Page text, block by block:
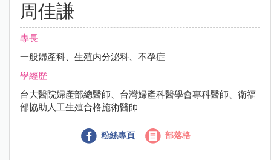
周佳謙
專長
一般婦產科、生殖内分泌科、不孕症
學經歷
台大醫院婦產部總醫師、台灣婦產科醫學會專科醫師、衛福
部協助人工生殖合格施術醫師
粉絲專頁 部落格